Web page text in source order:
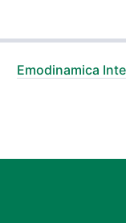
Emodinamica